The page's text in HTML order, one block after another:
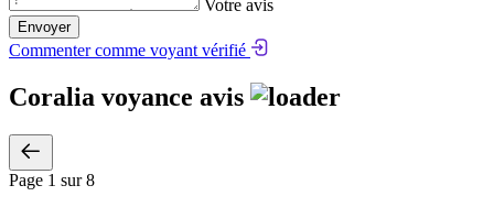
Votre avis
Envoyer
Commenter comme voyant vérifié
Coralia voyance avis
Page 1 sur 8